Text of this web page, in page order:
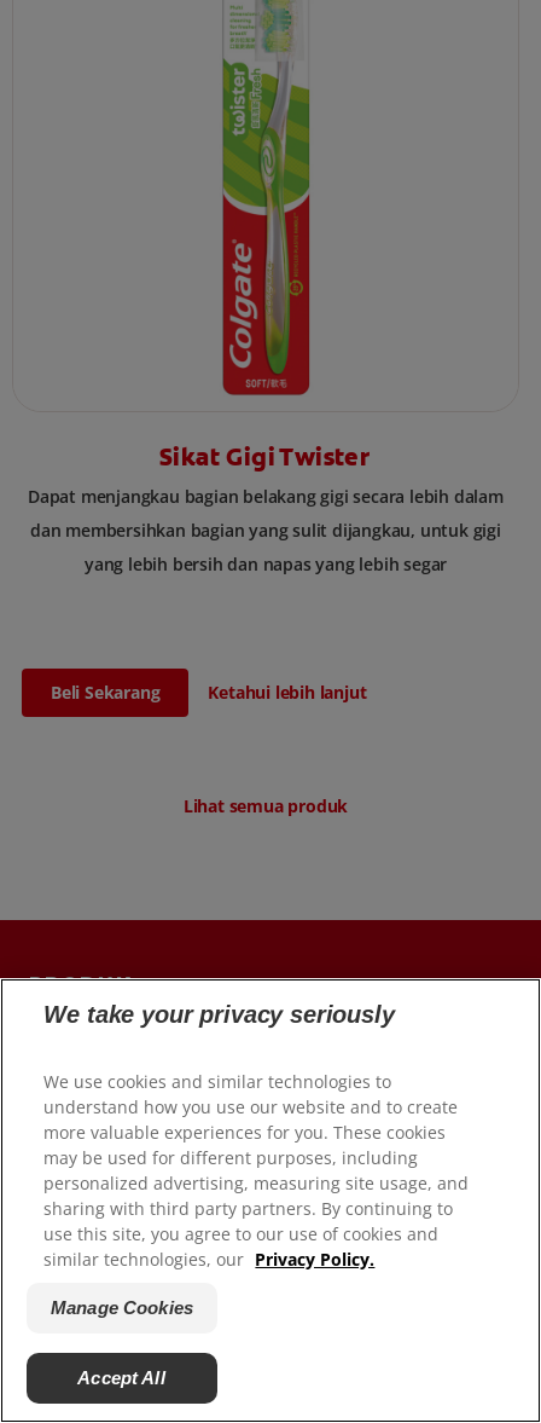
Sikat Gigi Twister
Dapat menjangkau bagian belakang gigi secara lebih dalam
dan membersihkan bagian yang sulit dijangkau, untuk gigi
yang lebih bersih dan napas yang lebih segar
Beli Sekarang Ketahui lebih lanjut
Lihat semua produk
PRODUK
ID (ID)
© 2026 Colgate-Palmolive Company. Hak cipta dilindungi
undang-undang.
We take your privacy seriously
We use cookies and similar technologies to
understand how you use our website and to create
more valuable experiences for you. These cookies
may be used for different purposes, including
personalized advertising, measuring site usage, and
sharing with third party partners. By continuing to
use this site, you agree to our use of cookies and
similar technologies, our Privacy Policy.
Manage Cookies
Accept All